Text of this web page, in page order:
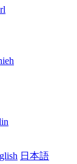
日本語